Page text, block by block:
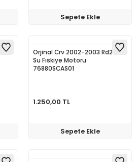
Sepete Ekle
Orjinal Crv 2002-2003 Rd2 Far
Su Fıskiye Motoru
76880SCAS01
1.250,00 TL
Sepete Ekle